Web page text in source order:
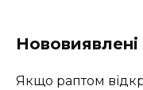
Якщо раптом